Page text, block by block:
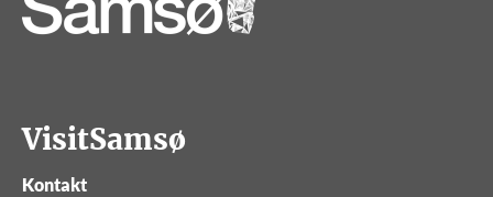
VisitSamsø
Kontakt